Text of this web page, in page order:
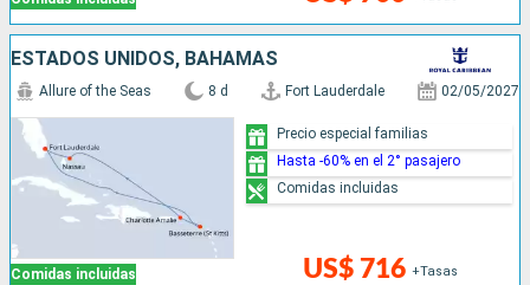
ESTADOS UNIDOS, BAHAMAS
Comidas incluidas
Allure of the Seas 8 d Fort Lauderdale 02/05/2027
US$ 716 +Tasas
Precio especial familias
Hasta -60% en el 2° pasajero
Comidas incluidas